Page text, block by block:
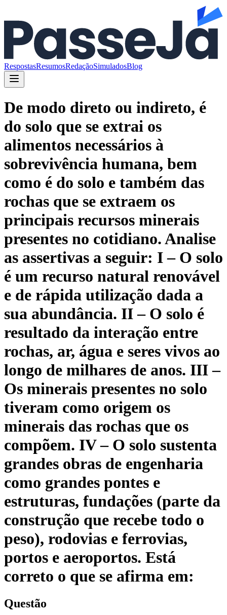
RespostasResumosRedaçãoSimuladosBlog
De modo direto ou indireto, é
do solo que se extrai os
alimentos necessários à
sobrevivência humana, bem
como é do solo e também das
rochas que se extraem os
principais recursos minerais
presentes no cotidiano. Analise
as assertivas a seguir: I – O solo
é um recurso natural renovável
e de rápida utilização dada a
sua abundância. II – O solo é
resultado da interação entre
rochas, ar, água e seres vivos ao
longo de milhares de anos. III –
Os minerais presentes no solo
tiveram como origem os
minerais das rochas que os
compõem. IV – O solo sustenta
grandes obras de engenharia
como grandes pontes e
estruturas, fundações (parte da
construção que recebe todo o
peso), rodovias e ferrovias,
portos e aeroportos. Está
correto o que se afirma em:
Questão